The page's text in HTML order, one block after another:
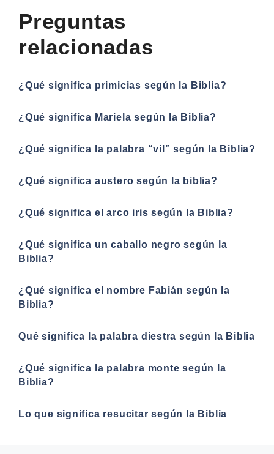
Preguntas
relacionadas
¿Qué significa primicias según la Biblia?
¿Qué significa Mariela según la Biblia?
¿Qué significa la palabra “vil” según la Biblia?
¿Qué significa austero según la biblia?
¿Qué significa el arco iris según la Biblia?
¿Qué significa un caballo negro según la
Biblia?
¿Qué significa el nombre Fabián según la
Biblia?
Qué significa la palabra diestra según la Biblia
¿Qué significa la palabra monte según la
Biblia?
Lo que significa resucitar según la Biblia